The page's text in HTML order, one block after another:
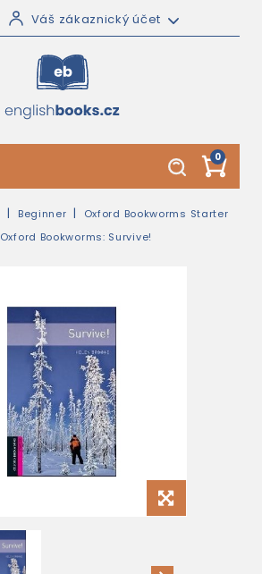
Váš zákaznický účet
0
Beginner
Oxford Bookworms Starter
Oxford Bookworms: Survive!